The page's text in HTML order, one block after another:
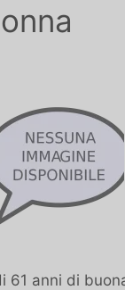
61 anni di